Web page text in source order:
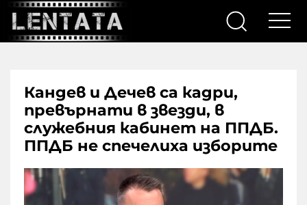
Кандев и Дечев са кадри,
превърнати в звезди, в
служебния кабинет на ППДБ.
ППДБ не спечелиха изборите